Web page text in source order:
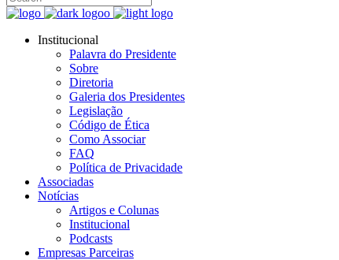
Institucional
Palavra do Presidente
Sobre
Diretoria
Galeria dos Presidentes
Legislação
Código de Ética
Como Associar
FAQ
Política de Privacidade
Associadas
Notícias
Artigos e Colunas
Institucional
Podcasts
Empresas Parceiras